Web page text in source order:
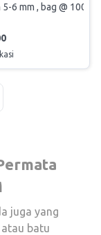
6 mm , bag @ 100
juga yang
batu